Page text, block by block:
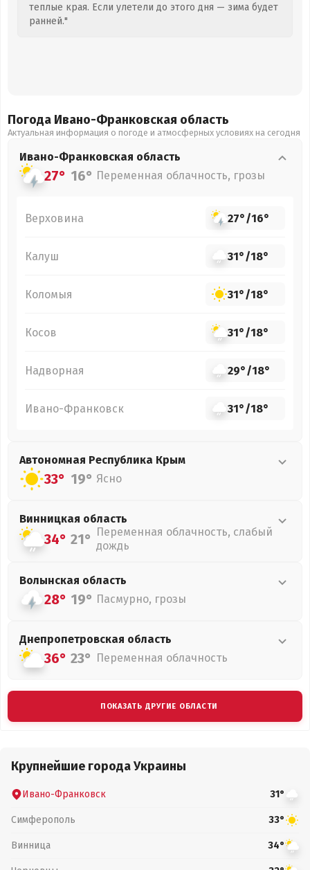
теплые края. Если улетели до этого дня — зима будет
ранней."
Погода Ивано-Франковская область
Актуальная информация о погоде и атмосферных условиях на сегодня
Ивано-Франковская область
27° 16° Переменная облачность, грозы
Верховина 27°/16°
Калуш 31°/18°
Коломыя 31°/18°
Косов 31°/18°
Надворная 29°/18°
Ивано-Франковск 31°/18°
Автономная Республика Крым
33° 19° Ясно
Винницкая область
34° 21° Переменная облачность, слабый
дождь
Волынская область
28° 19° Пасмурно, грозы
Днепропетровская область
36° 23° Переменная облачность
ПОКАЗАТЬ ДРУГИЕ ОБЛАСТИ
Крупнейшие города Украины
Ивано-Франковск 31°
Симферополь 33°
Винница 34°